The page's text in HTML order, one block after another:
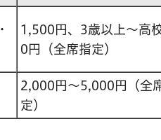
1,500円、3歳以上～高
0円（全席指定）
2,000円～5,000円（全
定）